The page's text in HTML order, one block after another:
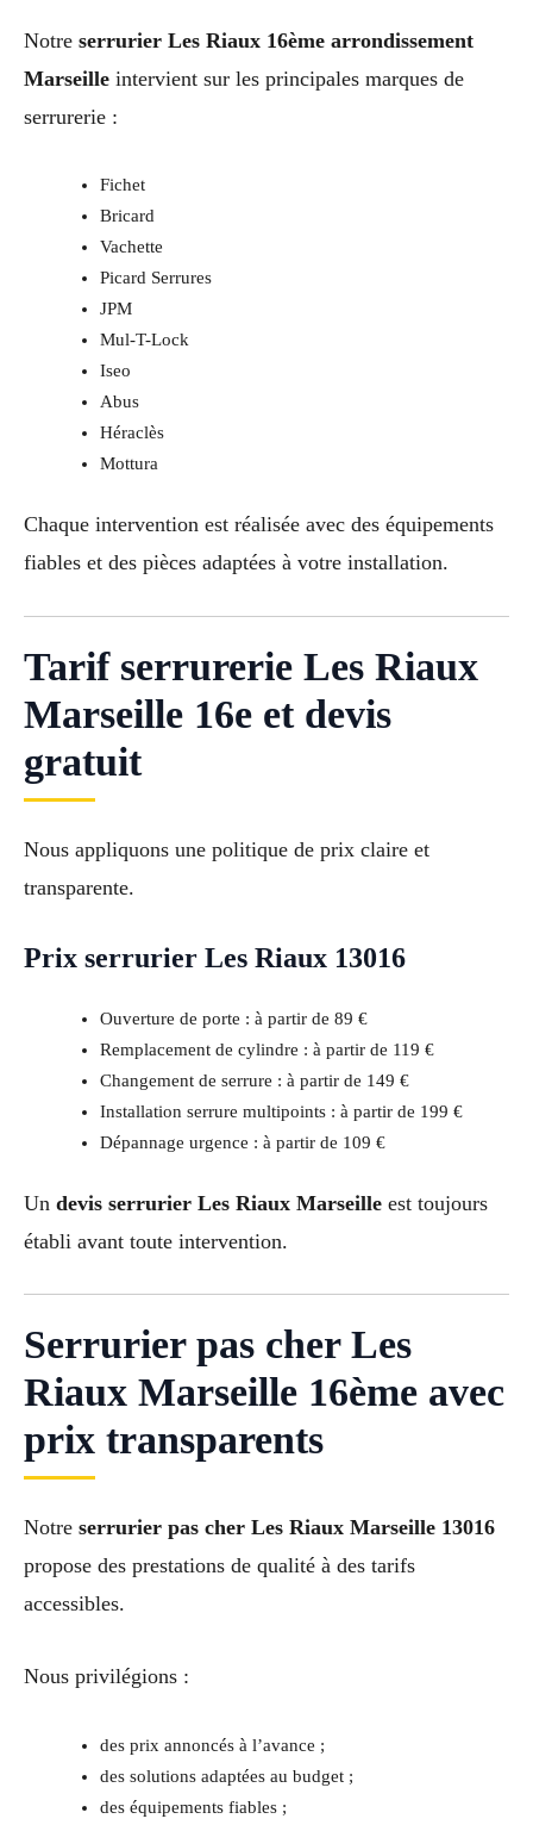
Notre serrurier Les Riaux 16ème arrondissement
Marseille intervient sur les principales marques de
serrurerie :
Fichet
Bricard
Vachette
Picard Serrures
JPM
Mul-T-Lock
Iseo
Abus
Héraclès
Mottura
Chaque intervention est réalisée avec des équipements
fiables et des pièces adaptées à votre installation.
Tarif serrurerie Les Riaux
Marseille 16e et devis
gratuit
Nous appliquons une politique de prix claire et
transparente.
Prix serrurier Les Riaux 13016
Ouverture de porte : à partir de 89 €
Remplacement de cylindre : à partir de 119 €
Changement de serrure : à partir de 149 €
Installation serrure multipoints : à partir de 199 €
Dépannage urgence : à partir de 109 €
Un devis serrurier Les Riaux Marseille est toujours
établi avant toute intervention.
Serrurier pas cher Les
Riaux Marseille 16ème avec
prix transparents
Notre serrurier pas cher Les Riaux Marseille 13016
propose des prestations de qualité à des tarifs
accessibles.
Nous privilégions :
des prix annoncés à l’avance ;
des solutions adaptées au budget ;
des équipements fiables ;